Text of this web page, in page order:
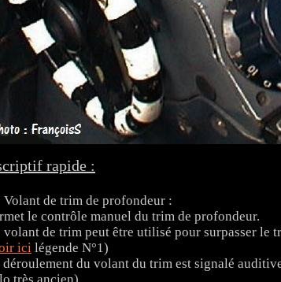
rapide :
Volant de trim de profondeur :
le contrôle manuel du trim de profondeur.
volant de trim peut être utilisé pour surpasser le
ici légende N°1)
déroulement du volant du trim est signalé